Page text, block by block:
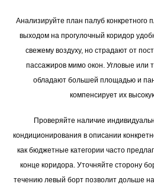
Анализируйте план палуб конкретного
выходом на прогулочный коридор
свежему воздуху, но страдают от
пассажиров мимо окон. Угловые или
обладают большей площадью и
компенсирует их
Проверяйте наличие
кондиционирования в описании
как бюджетные категории часто
конце коридора. Уточняйте сторону
течению левый борт позволит дольше